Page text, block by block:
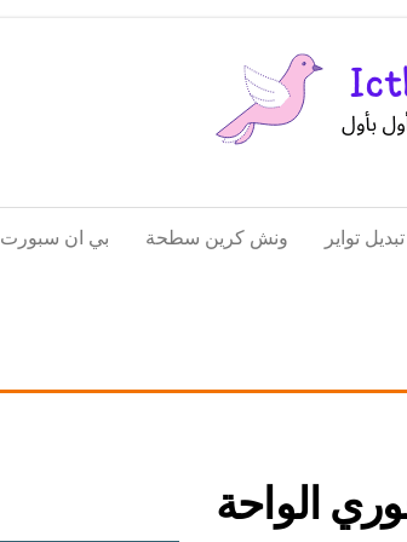
بي ان سبورت ونش كرين سطحة تبديل تواير
الواحة